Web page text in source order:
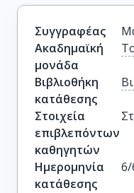
Συγγραφέας
Ακαδημαϊκή
μονάδα
Βιβλιοθήκη
κατάθεσης
Στοιχεία
επιβλεπόντων
καθηγητών
Ημερομηνία
κατάθεσης
6/